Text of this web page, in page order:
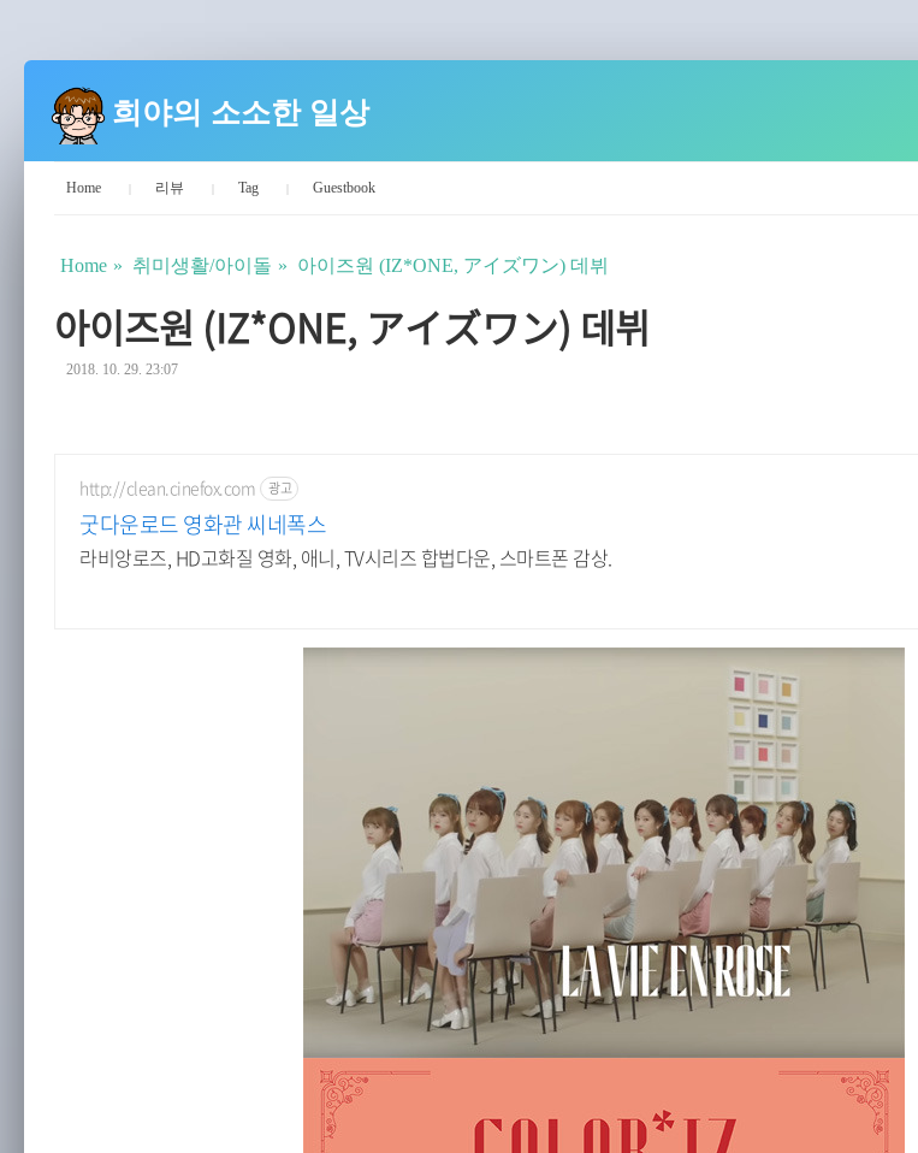
희야의 소소한 일상
Home 리뷰 Tag Guestbook
Home 취미생활/아이돌 아이즈원 (IZ*ONE, アイズワン) 데뷔
아이즈원 (IZ*ONE, アイズワン) 데뷔
2018. 10. 29. 23:07
http://clean.cinefox.com 광고
굿다운로드 영화관 씨네폭스
라비앙로즈, HD고화질 영화, 애니, TV시리즈 합법다운, 스마트폰 감상.